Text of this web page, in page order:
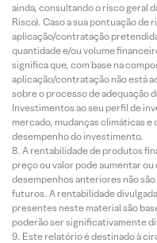
ainda, consultando o risco geral
Risco). Caso a sua pontuação de
aplicação/contratação
quantidade e/ou volume
significa que, com base na
aplicação/contratação não está
sobre o processo de adequação
Investimentos ao seu perfil de
mercado, mudanças climáticas
desempenho do investimento.
A rentabilidade de produtos
preço ou valor pode aumentar
desempenhos anteriores não
futuros. A rentabilidade
presentes neste material são
poderão ser significativamente
Este relatório é destinado à